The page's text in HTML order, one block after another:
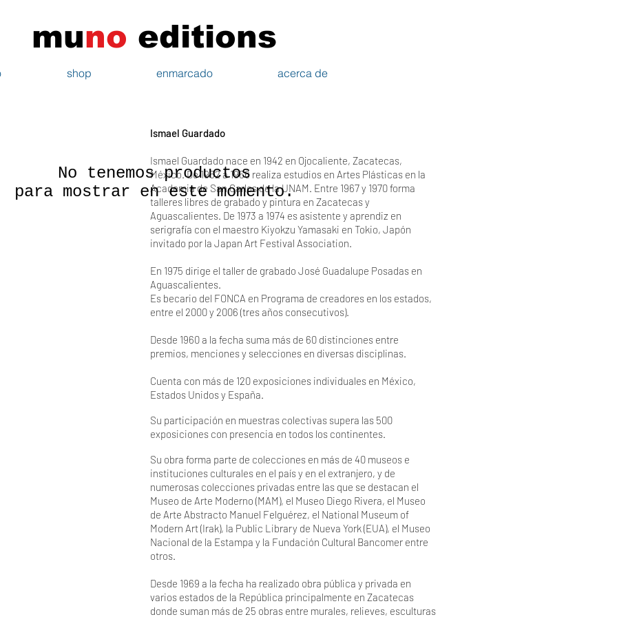
muno editions
shop enmarcado acerca de
No tenemos productos
para mostrar en este momento.
Ismael Guardado
Ismael Guardado nace en 1942 en Ojocaliente, Zacatecas,
México. De 1962 a 1966 realiza estudios en Artes Plásticas en la
Academia de San Carlos de la UNAM. Entre 1967 y 1970 forma
talleres libres de grabado y pintura en Zacatecas y
Aguascalientes. De 1973 a 1974 es asistente y aprendiz en
serigrafía con el maestro Kiyokzu Yamasaki en Tokio, Japón
invitado por la Japan Art Festival Association.
En 1975 dirige el taller de grabado José Guadalupe Posadas en
Aguascalientes.
Es becario del FONCA en Programa de creadores en los estados,
entre el 2000 y 2006 (tres años consecutivos).
Desde 1960 a la fecha suma más de 60 distinciones entre
premios, menciones y selecciones en diversas disciplinas.
Cuenta con más de 120 exposiciones individuales en México,
Estados Unidos y España.
Su participación en muestras colectivas supera las 500
exposiciones con presencia en todos los continentes.
Su obra forma parte de colecciones en más de 40 museos e
instituciones culturales en el país y en el extranjero, y de
numerosas colecciones privadas entre las que se destacan el
Museo de Arte Moderno (MAM), el Museo Diego Rivera, el Museo
de Arte Abstracto Manuel Felguérez, el National Museum of
Modern Art (Irak), la Public Library de Nueva York (EUA), el Museo
Nacional de la Estampa y la Fundación Cultural Bancomer entre
otros.
Desde 1969 a la fecha ha realizado obra pública y privada en
varios estados de la República principalmente en Zacatecas
donde suman más de 25 obras entre murales, relieves, esculturas